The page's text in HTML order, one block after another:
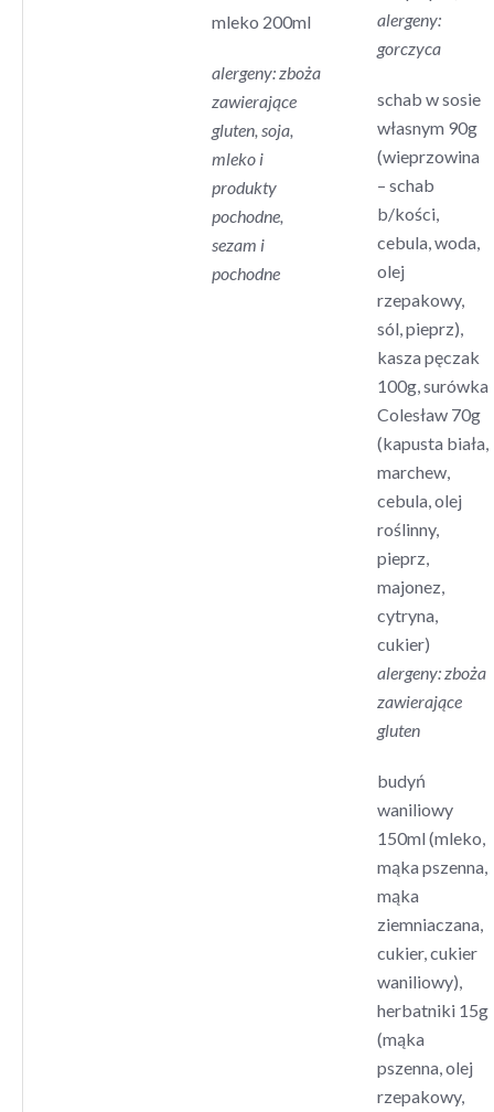
mleko 200ml
alergeny: zboża
zawierające
gluten, soja,
mleko i
produkty
pochodne,
sezam i
pochodne
alergeny:
gorczyca
schab w sosie
własnym 90g
(wieprzowina
– schab
b/kości,
cebula, woda,
olej
rzepakowy,
sól, pieprz),
kasza pęczak
100g, surówka
Colesław 70g
(kapusta biała,
marchew,
cebula, olej
roślinny,
pieprz,
majonez,
cytryna,
cukier)
alergeny: zboża
zawierające
gluten
budyń
waniliowy
150ml (mleko,
mąka pszenna,
mąka
ziemniaczana,
cukier, cukier
waniliowy),
herbatniki 15g
(mąka
pszenna, olej
rzepakowy,